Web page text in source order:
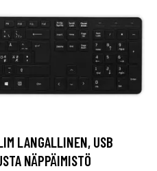
LANGALLINEN, USB
NÄPPÄIMISTÖ